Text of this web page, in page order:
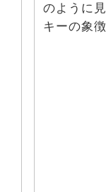
のように
キーの象